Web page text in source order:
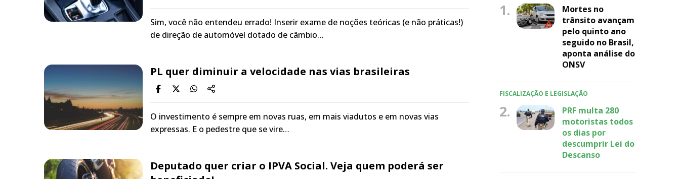
Sim, você não entendeu errado! Inserir exame de noções teóricas (e não práticas!)
de direção de automóvel dotado de câmbio…
PL quer diminuir a velocidade nas vias brasileiras
O investimento é sempre em novas ruas, em mais viadutos e em novas vias
expressas. E o pedestre que se vire…
Deputado quer criar o IPVA Social. Veja quem poderá ser
1.
Mortes no
trânsito avançam
pelo quinto ano
seguido no Brasil,
aponta análise do
ONSV
FISCALIZAÇÃO E LEGISLAÇÃO
2.
PRF multa 280
motoristas todos
os dias por
descumprir Lei do
Descanso